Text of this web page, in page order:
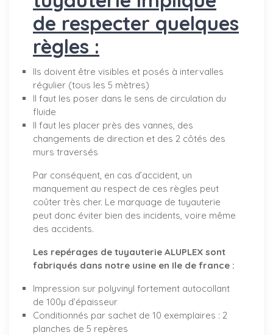
de respecter quelques
règles :
Ils doivent être visibles et posés à intervalles
régulier (tous les 5 mètres)
Il faut les poser dans le sens de circulation du
fluide
Il faut les placer près des vannes, des
changements de direction et des 2 côtés des
murs traversés
Par conséquent, en cas d’accident, un
manquement au respect de ces règles peut
coûter très cher. Le marquage de tuyauterie
peut donc éviter bien des incidents, voire même
des accidents.
Les repérages de tuyauterie ALUPLEX sont
fabriqués dans notre usine en Ile de france :
Impression sur polyvinyl fortement autocollant
de 100µ d’épaisseur
Conditionnés par sachet de 10 exemplaires : 2
planches de 5 repères